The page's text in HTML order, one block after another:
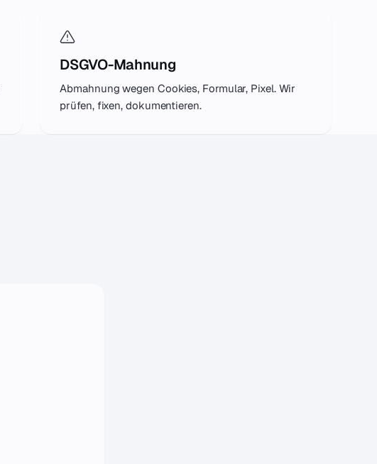
DSGVO-Mahnung
Abmahnung wegen Cookies, Formular, Pixel. Wir
prüfen, fixen, dokumentieren.